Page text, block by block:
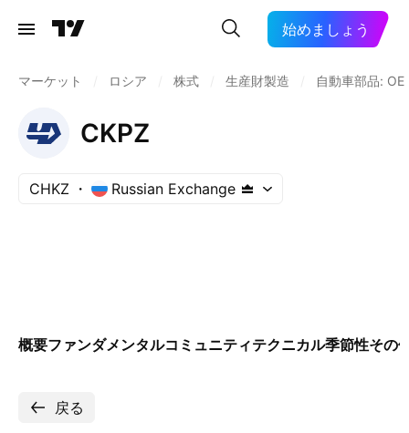
始めましょう
マーケット ロシア 株式 生産財製造 自動車部品:
CKPZ
CHKZ Russian Exchange
概要ファンダメンタルコミュニティテクニカル季節性その
戻る